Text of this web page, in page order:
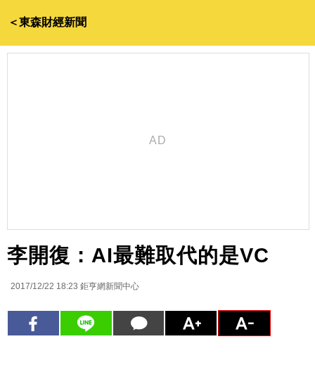
＜東森財經新聞
李開復：AI最難取代的是VC
2017/12/22 18:23 鉅亨網新聞中心